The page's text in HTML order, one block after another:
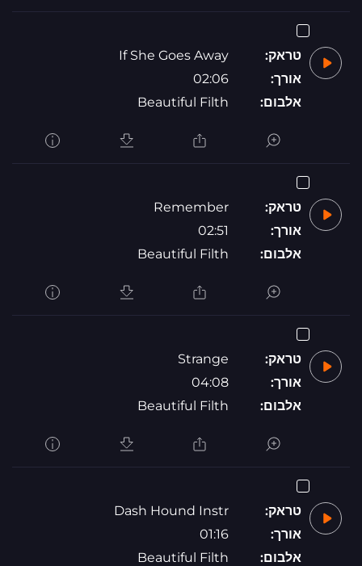
טראק:
If She Goes Away
אורך:
02:06
אלבום:
Beautiful Filth
טראק:
Remember
אורך:
02:51
אלבום:
Beautiful Filth
טראק:
Strange
אורך:
04:08
אלבום:
Beautiful Filth
טראק:
Dash Hound Instr
אורך:
01:16
אלבום:
Beautiful Filth